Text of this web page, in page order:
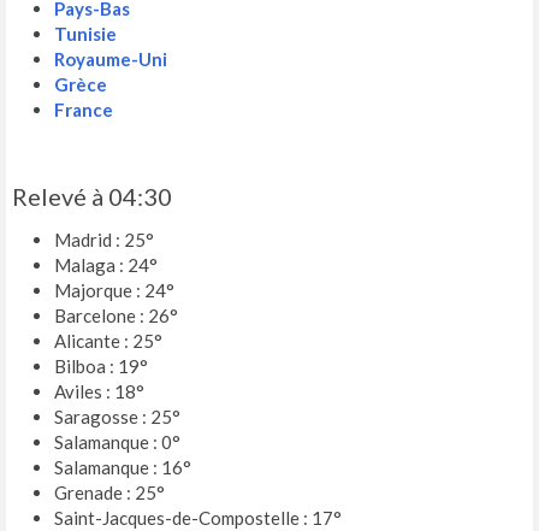
Pays-Bas
Tunisie
Royaume-Uni
Grèce
France
Relevé à 04:30
Madrid : 25°
Malaga : 24°
Majorque : 24°
Barcelone : 26°
Alicante : 25°
Bilboa : 19°
Aviles : 18°
Saragosse : 25°
Salamanque : 0°
Salamanque : 16°
Grenade : 25°
Saint-Jacques-de-Compostelle : 17°